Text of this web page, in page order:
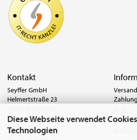
Diese Webseite verwendet
Technologien
Kontakt
Seyffer GmbH
Helmertstraße 23
Deutschland
Tel.:0621 8779-555